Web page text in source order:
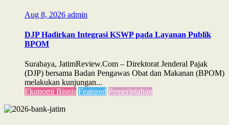
Aug 8, 2026 admin
DJP Hadirkan Integrasi KSWP pada Layanan Publik
BPOM
Surabaya, JatimReview.Com – Direktorat Jenderal Pajak
(DJP) bersama Badan Pengawas Obat dan Makanan (BPOM)
melakukan kunjungan...
Ekonomi Bisnis Featured Pemerintahan